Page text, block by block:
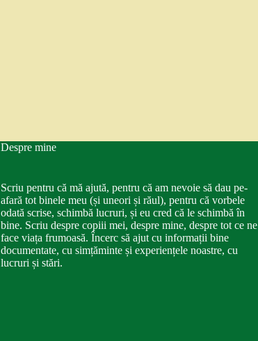
Despre mine
Scriu pentru că mă ajută, pentru că am nevoie să dau pe-
afară tot binele meu (și uneori și răul), pentru că vorbele
odată scrise, schimbă lucruri, și eu cred că le schimbă în
bine. Scriu despre copiii mei, despre mine, despre tot ce ne
face viața frumoasă. Încerc să ajut cu informații bine
documentate, cu simțăminte și experiențele noastre, cu
lucruri și stări.